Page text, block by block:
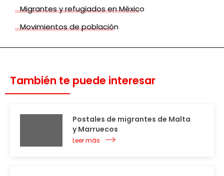
Migrantes y refugiados en México
Movimientos de población
También te puede interesar
Postales de migrantes de Malta
y Marruecos
Leer más